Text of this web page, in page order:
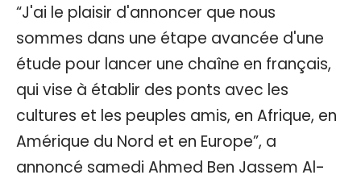
“J'ai le plaisir d'annoncer que nous
sommes dans une étape avancée d'une
étude pour lancer une chaîne en français,
qui vise à établir des ponts avec les
cultures et les peuples amis, en Afrique, en
Amérique du Nord et en Europe”, a
annoncé samedi Ahmed Ben Jassem Al-